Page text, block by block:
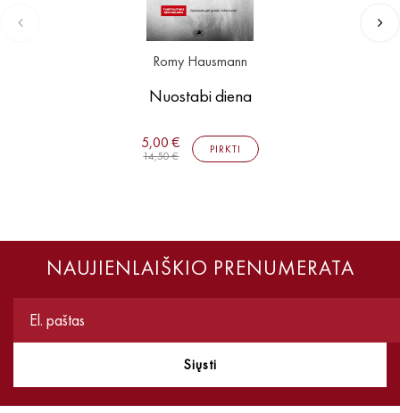
Romy Hausmann
Nuostabi diena
5,00 €
14,50 €
PIRKTI
NAUJIENLAIŠKIO PRENUMERATA
Siųsti